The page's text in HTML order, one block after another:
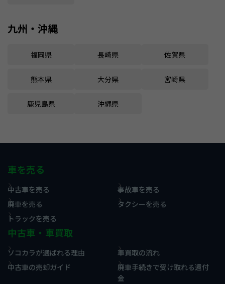
九州・沖縄
福岡県 長崎県 佐賀県
熊本県 大分県 宮崎県
鹿児島県 沖縄県
車を売る
中古車を売る
事故車を売る
廃車を売る
タクシーを売る
トラックを売る
中古車・車買取
ソコカラが選ばれる理由
車買取の流れ
中古車の売却ガイド
廃車手続きで受け取れる還付
金